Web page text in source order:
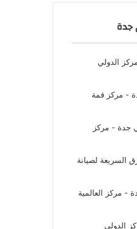
جدة
الدولي
- مركز قمة
جدة - مركز
السريعة لصيانة
- مركز العالمية
الدولي